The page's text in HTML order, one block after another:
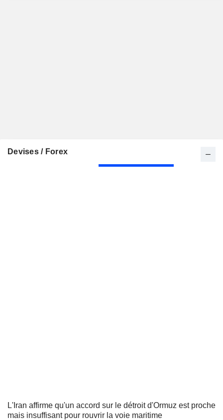
Devises / Forex
L'Iran affirme qu'un accord sur le détroit d'Ormuz est proche
mais insuffisant pour rouvrir la voie maritime